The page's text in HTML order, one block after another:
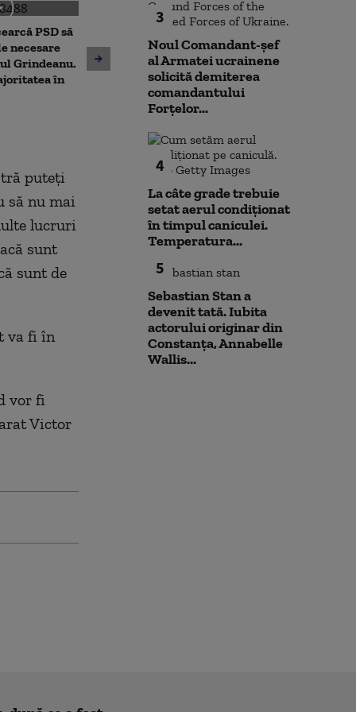
PSD să
necesare
Grindeanu.
în
deja să aplice măsuri pentru
limitarea consumului de
curent electric. Ce va face
Alertă pe o
Mamaia, după
puteţi
să nu mai
lucruri
sunt
sunt de
va fi în
vor fi
Victor
3
Noul Comandant-șef
al Armatei ucrainene
solicită demiterea
comandantului
Forțelor...
4
La câte grade trebuie
setat aerul condiționat
în timpul caniculei.
Temperatura...
5
Sebastian Stan a
devenit tată. Iubita
actorului originar din
Constanța, Annabelle
Wallis...